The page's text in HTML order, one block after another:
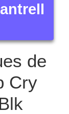
de
Cry